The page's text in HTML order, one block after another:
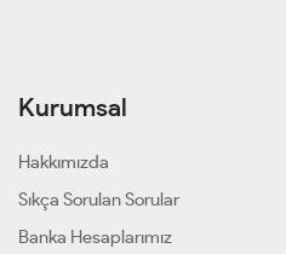
Kurumsal
Hakkımızda
Sıkça Sorulan Sorular
Banka Hesaplarımız